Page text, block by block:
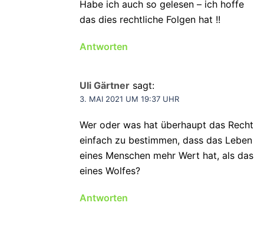
Habe ich auch so gelesen – ich hoffe
das dies rechtliche Folgen hat !!
Antworten
Uli Gärtner sagt:
3. MAI 2021 UM 19:37 UHR
Wer oder was hat überhaupt das Recht
einfach zu bestimmen, dass das Leben
eines Menschen mehr Wert hat, als das
eines Wolfes?
Antworten